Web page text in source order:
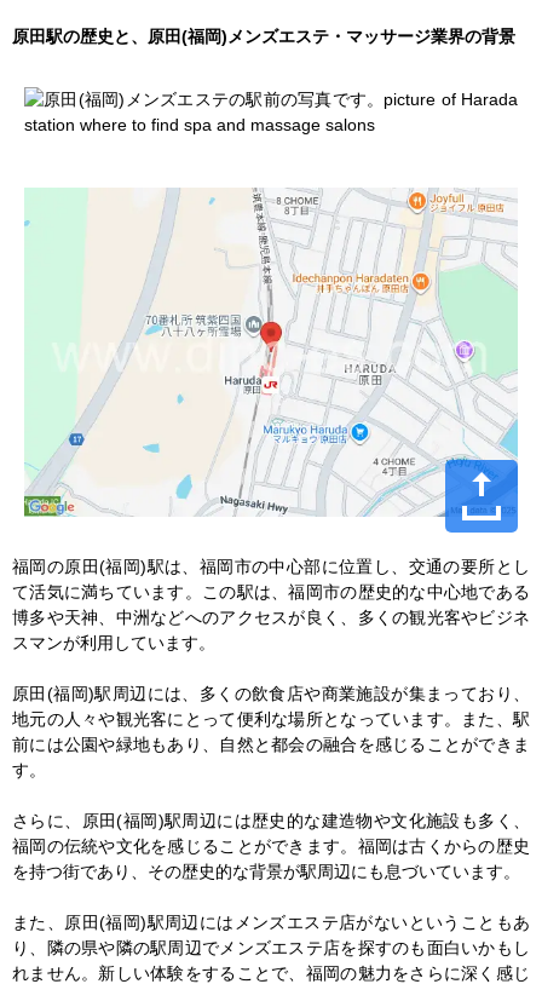
原田駅の歴史と、原田(福岡)メンズエステ・マッサージ業界の背景
福岡の原田(福岡)駅は、福岡市の中心部に位置し、交通の要所とし
て活気に満ちています。この駅は、福岡市の歴史的な中心地である
博多や天神、中洲などへのアクセスが良く、多くの観光客やビジネ
スマンが利用しています。
原田(福岡)駅周辺には、多くの飲食店や商業施設が集まっており、
地元の人々や観光客にとって便利な場所となっています。また、駅
前には公園や緑地もあり、自然と都会の融合を感じることができま
す。
さらに、原田(福岡)駅周辺には歴史的な建造物や文化施設も多く、
福岡の伝統や文化を感じることができます。福岡は古くからの歴史
を持つ街であり、その歴史的な背景が駅周辺にも息づいています。
また、原田(福岡)駅周辺にはメンズエステ店がないということもあ
り、隣の県や隣の駅周辺でメンズエステ店を探すのも面白いかもし
れません。新しい体験をすることで、福岡の魅力をさらに深く感じ